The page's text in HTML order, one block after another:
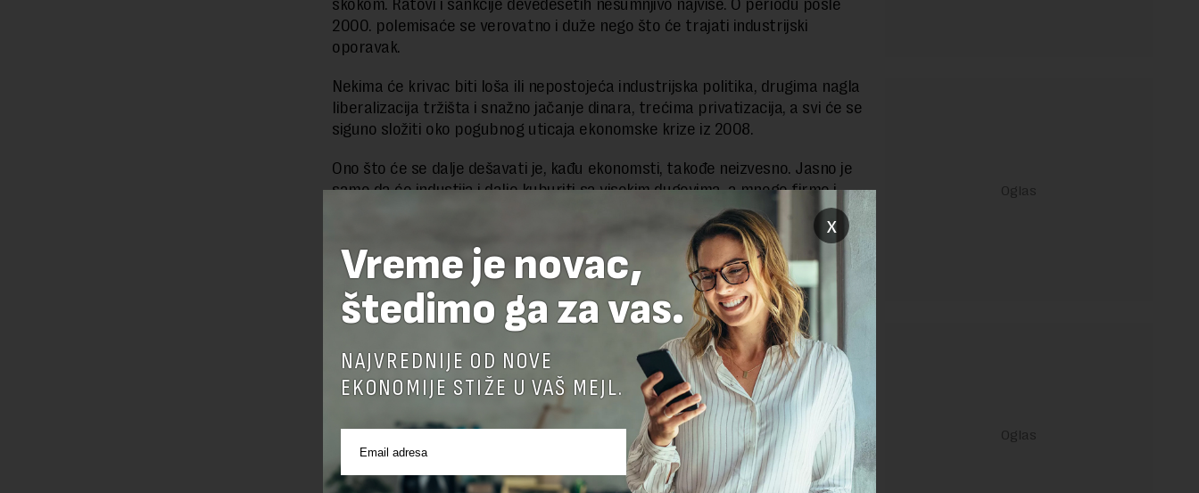
skokom. Ratovi i sankcije devedesetih nesumnjivo najviše. O periodu posle
2000. polemisaće se verovatno i duže nego što će trajati industrijski
oporavak.
Nekima će krivac biti loša ili nepostojeća industrijska politika, drugima nagla
liberalizacija tržišta i snažno jačanje dinara, trećima privatizacija, a svi će se
siguno složiti oko pogubnog uticaja ekonomske krize iz 2008.
Ono što će se dalje dešavati je, kađu ekonomsti, takođe neizvesno. Jasno je
samo da će industija i dalje kuburiti sa visokim dugovima, a mnoge firme i
tehnološkom zaostalošću. Kao da će, ako i kad sustignemo 1989, snaženju
Preuzimanje delova teksta je dozvoljeno, ali uz obavezno navođenje izvora i uz postavljanje linka
ka izvornom tekstu na novaekonomija.rs
x
Vreme je novac,
štedimo ga za vas.
NAJVREDNIJE OD NOVE
EKONOMIJE STIŽE U VAŠ MEJL.